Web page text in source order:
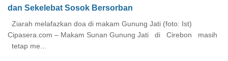
dan Sekelebat Sosok Bersorban
Ziarah melafazkan doa di makam Gunung Jati (foto: Ist)
Cipasera.com – Makam Sunan Gunung Jati di Cirebon masih
tetap me...